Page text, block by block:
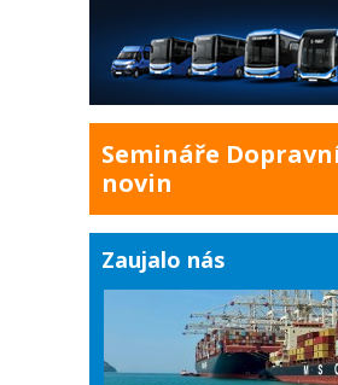
Semináře
novin
Zaujalo nás